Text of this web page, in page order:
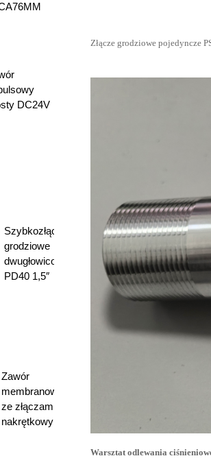
DC24V
Szybkozłączki
grodziowe
dwugłowicowe
PD40 1,5″
Zawór
membranowy
ze złączami
nakrętkowymi
Złącze grodziowe pojedyncze
Warsztat odlewania